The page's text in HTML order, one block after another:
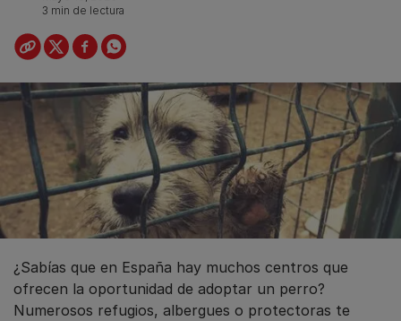
3 min de lectura
¿Sabías que en España hay muchos centros que
ofrecen la oportunidad de adoptar un perro?
Numerosos refugios, albergues o protectoras te